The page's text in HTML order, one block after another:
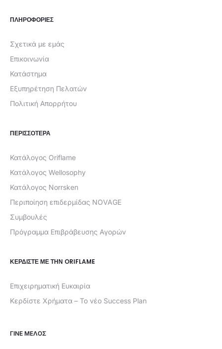
ΠΛΗΡΟΦΟΡΙΕΣ
Σχετικά με εμάς
Επικοινωνία
Κατάστημα
Εξυπηρέτηση Πελατών
Πολιτική Απορρήτου
ΠΕΡΙΣΣΟΤΕΡΑ
Κατάλογος Oriflame
Κατάλογος Wellosophy
Κατάλογος Norrsken
Περιποίηση επιδερμίδας NOVAGE
Συμβουλές
Πρόγραμμα Επιβράβευσης Αγορών
ΚΕΡΔΊΣΤΕ ΜΕ ΤΗΝ ORIFLAME
Επιχειρηματική Ευκαιρία
Κερδίστε Χρήματα – Το νέο Success Plan
ΓΙΝΕ ΜΕΛΟΣ